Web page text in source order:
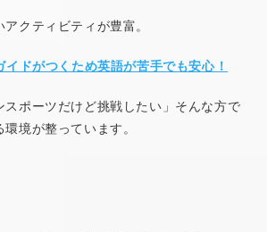
クティビティが豊富。
ドがつくため英語が苦手でも安心！
スポーツだけど挑戦したい」そんな方で
境が整っています。